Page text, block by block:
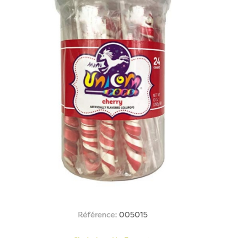
Référence: 005015